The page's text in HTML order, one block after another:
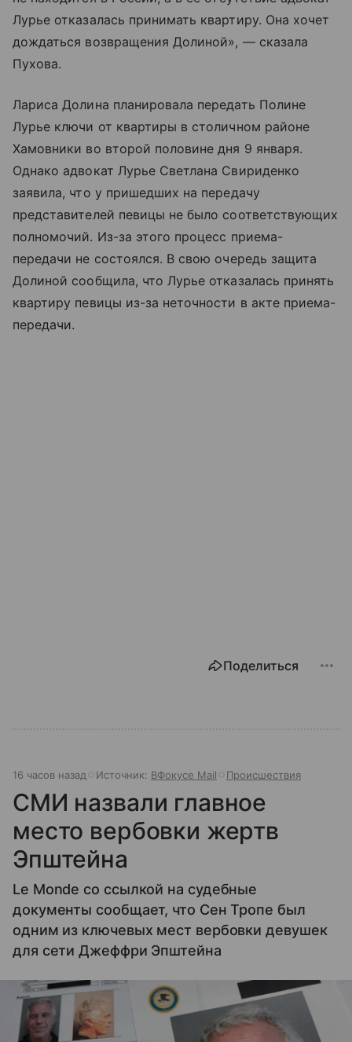
Лурье отказалась принимать квартиру. Она хочет
дождаться возвращения Долиной», — сказала
Пухова.
Лариса Долина планировала передать Полине
Лурье ключи от квартиры в столичном районе
Хамовники во второй половине дня 9 января.
Однако адвокат Лурье Светлана Свириденко
заявила, что у пришедших на передачу
представителей певицы не было соответствующих
полномочий. Из-за этого процесс приема-
передачи не состоялся. В свою очередь защита
Долиной сообщила, что Лурье отказалась принять
квартиру певицы из-за неточности в акте приема-
передачи.
Поделиться
16 часов назад Источник: ВФокусе Mail Происшествия
СМИ назвали главное
место вербовки жертв
Эпштейна
Le Monde со ссылкой на судебные
документы сообщает, что Сен Тропе был
одним из ключевых мест вербовки девушек
для сети Джеффри Эпштейна